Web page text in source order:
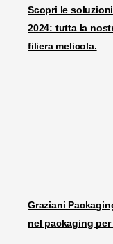
Scopri le
2024: tutta la
filiera melicola.
Graziani
nel packaging